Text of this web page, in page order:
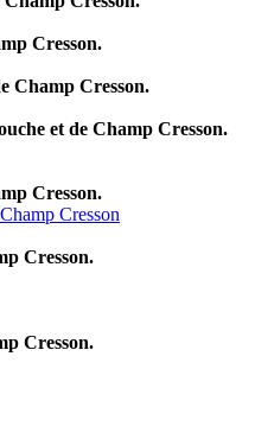
Cresson.
Champ Cresson.
et de Champ Cresson.
Cresson.
Cresson
Cresson.
Cresson.